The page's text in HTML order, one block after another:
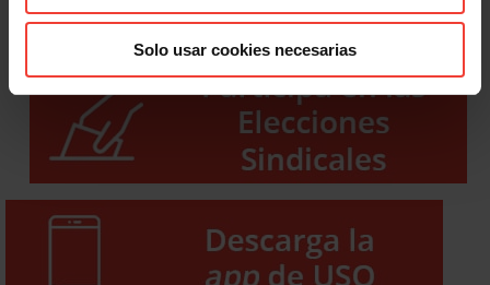
Solo usar cookies necesarias